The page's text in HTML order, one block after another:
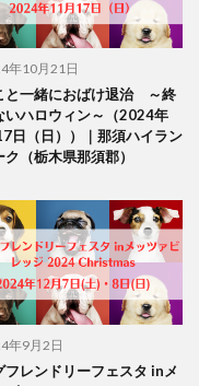
年10月21日
と一緒におばけ退治 ～終
いハロウィン～（2024年
日（日））｜那須ハイラン
ク（栃木県那須郡）
年9月2日
フレンドリーフェスタ inメ